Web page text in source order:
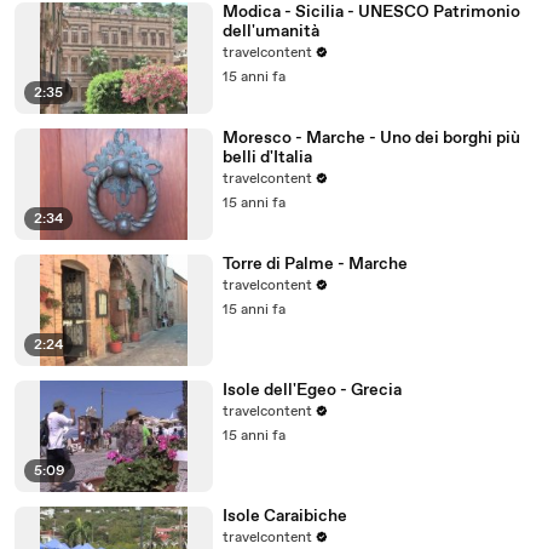
2:35
Modica - Sicilia - UNESCO Patrimonio
dell'umanità
travelcontent
15 anni fa
2:34
Moresco - Marche - Uno dei borghi più
belli d'Italia
travelcontent
15 anni fa
2:24
Torre di Palme - Marche
travelcontent
15 anni fa
5:09
Isole dell'Egeo - Grecia
travelcontent
15 anni fa
Isole Caraibiche
travelcontent